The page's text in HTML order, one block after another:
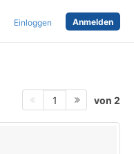
Einloggen Anmelden
1 von 2